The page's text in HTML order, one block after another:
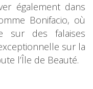
également dans
Bonifacio, où
sur des falaises
sur la
l’Île de Beauté.